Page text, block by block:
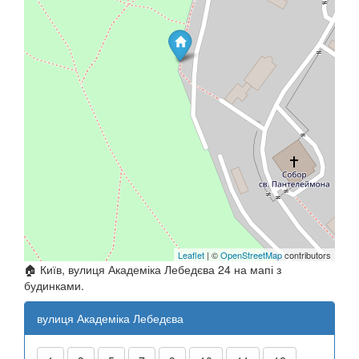
Leaflet | ©OpenStreetMapcontributors
🏠 Київ, вулиця Академіка Лебедєва 24 на мапі з
будинками.
вулиця Академіка Лебедєва